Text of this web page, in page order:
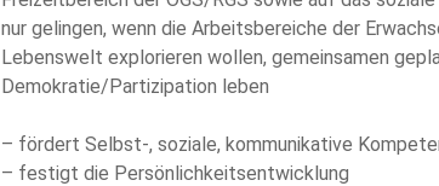
nur gelingen, wenn die Arbeitsbereiche der
Lebenswelt explorieren wollen, gemeinsamen
Demokratie/Partizipation leben
– fördert Selbst-, soziale, kommunikative
– festigt die Persönlichkeitsentwicklung